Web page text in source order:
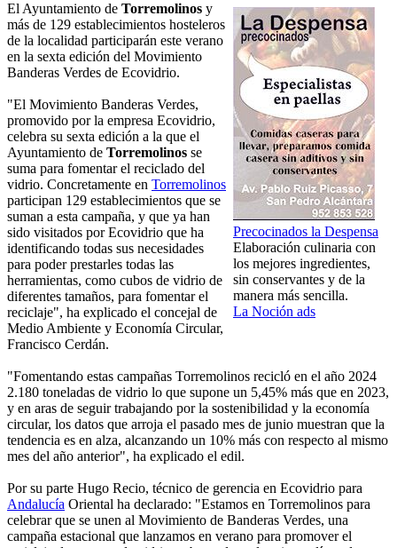
Precocinados la Despensa
Elaboración culinaria con
los mejores ingredientes,
sin conservantes y de la
manera más sencilla.
La Noción ads
El Ayuntamiento de Torremolinos y
más de 129 establecimientos hosteleros
de la localidad participarán este verano
en la sexta edición del Movimiento
Banderas Verdes de Ecovidrio.
"El Movimiento Banderas Verdes,
promovido por la empresa Ecovidrio,
celebra su sexta edición a la que el
Ayuntamiento de Torremolinos se
suma para fomentar el reciclado del
vidrio. Concretamente en Torremolinos
participan 129 establecimientos que se
suman a esta campaña, y que ya han
sido visitados por Ecovidrio que ha
identificando todas sus necesidades
para poder prestarles todas las
herramientas, como cubos de vidrio de
diferentes tamaños, para fomentar el
reciclaje", ha explicado el concejal de
Medio Ambiente y Economía Circular,
Francisco Cerdán.
"Fomentando estas campañas Torremolinos recicló en el año 2024
2.180 toneladas de vidrio lo que supone un 5,45% más que en 2023,
y en aras de seguir trabajando por la sostenibilidad y la economía
circular, los datos que arroja el pasado mes de junio muestran que la
tendencia es en alza, alcanzando un 10% más con respecto al mismo
mes del año anterior", ha explicado el edil.
Por su parte Hugo Recio, técnico de gerencia en Ecovidrio para
Andalucía Oriental ha declarado: "Estamos en Torremolinos para
celebrar que se unen al Movimiento de Banderas Verdes, una
campaña estacional que lanzamos en verano para promover el